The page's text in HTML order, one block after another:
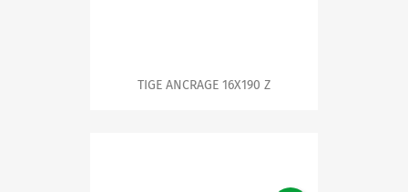
TIGE ANCRAGE 16X190 Z